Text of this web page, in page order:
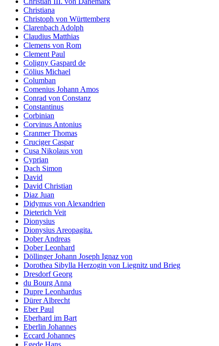
Christiana
Christoph von Württemberg
Clarenbach Adolph
Claudius Matthias
Clemens von Rom
Clement Paul
Coligny Gaspard de
Cölius Michael
Columban
Comenius Johann Amos
Conrad von Constanz
Constantinus
Corbinian
Corvinus Antonius
Cranmer Thomas
Cruciger Caspar
Cusa Nikolaus von
Cyprian
Dach Simon
David
David Christian
Diaz Juan
Didymus von Alexandrien
Dieterich Veit
Dionysius
Dionysius Areopagita.
Dober Andreas
Dober Leonhard
Döllinger Johann Joseph Ignaz von
Dorothea Sibylla Herzogin von Liegnitz und Brieg
Dresdorf Georg
du Bourg Anna
Dupre Leonhardus
Dürer Albrecht
Eber Paul
Eberhard im Bart
Eberlin Johannes
Eccard Johannes
Egede Hans